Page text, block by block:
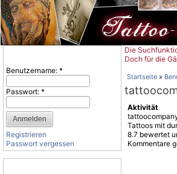
Tattoo-Bewertung für Tattoos, Vorlagen und Motive
Benutzername: *
Passwort: *
Registrieren
Passwort vergessen
Die
Doch für die
Startseite »
Aktivität
Tattoos mit
8.7 bewertet
Kommentare